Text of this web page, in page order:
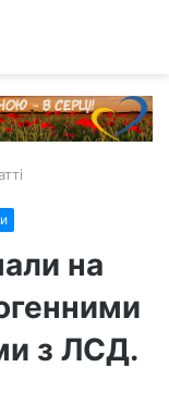
на
з ЛСД.